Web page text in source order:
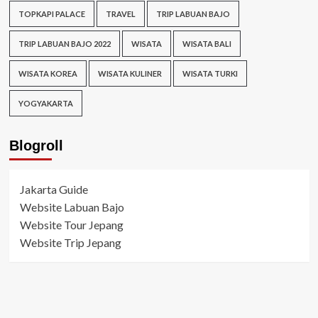
TOPKAPI PALACE TRAVEL TRIP LABUAN BAJO
TRIP LABUAN BAJO 2022 WISATA WISATA BALI
WISATA KOREA WISATA KULINER WISATA TURKI
YOGYAKARTA
Blogroll
Jakarta Guide
Website Labuan Bajo
Website Tour Jepang
Website Trip Jepang